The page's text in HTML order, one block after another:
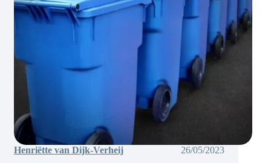
Henriëtte van Dijk-Verheij 26/05/2023